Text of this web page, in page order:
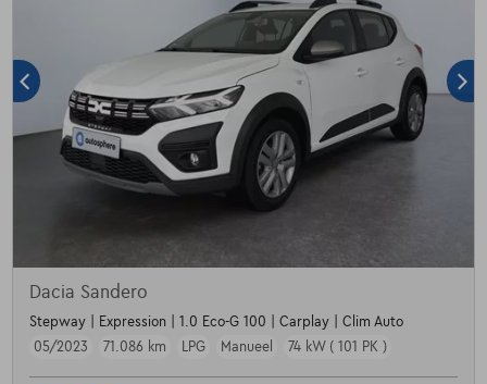
Dacia Sandero
Stepway | Expression | 1.0 Eco-G 100 | Carplay | Clim Auto
05/2023
71.086 km LPG Manueel 74 kW ( 101 PK )